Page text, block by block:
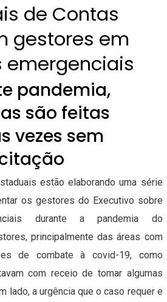
de Contas
gestores em
emergenciais
pandemia,
são feitas
vezes sem
estão elaborando uma série
os gestores do Executivo sobre
durante a pandemia do
principalmente das áreas com
de combate à covid-19, como
com receio de tomar algumas
lado, a urgência que o caso requer e